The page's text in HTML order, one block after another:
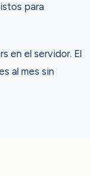
para
en el servidor. El
al mes sin